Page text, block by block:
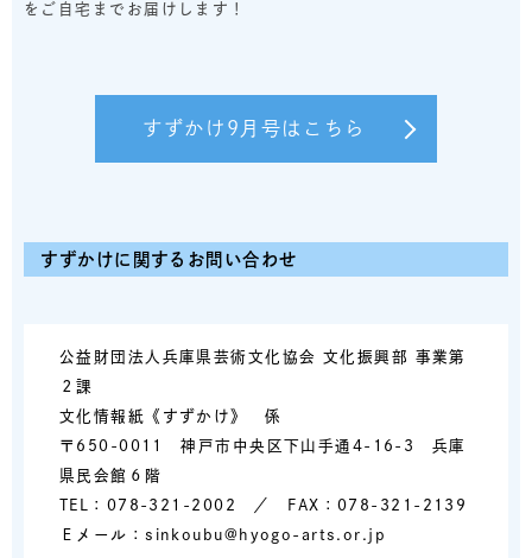
をご自宅までお届けします！
すずかけ9月号はこちら
すずかけに関するお問い合わせ
公益財団法人兵庫県芸術文化協会 文化振興部 事業第
２課
文化情報紙《すずかけ》 係
〒650-0011 神戸市中央区下山手通4-16-3 兵庫
県民会館６階
TEL：078-321-2002 ／ FAX：078-321-2139
Ｅメール：sinkoubu@hyogo-arts.or.jp